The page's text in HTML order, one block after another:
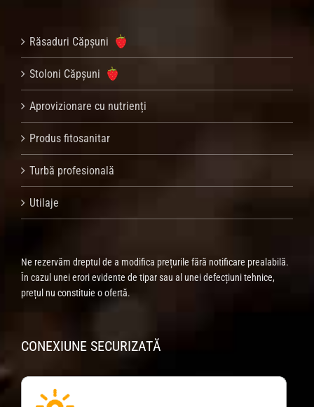
Răsaduri Căpșuni
Stoloni Căpșuni
Aprovizionare cu nutrienți
Produs fitosanitar
Turbă profesională
Utilaje
Ne rezervăm dreptul de a modifica prețurile fără notificare prealabilă.
În cazul unei erori evidente de tipar sau al unei defecțiuni tehnice,
prețul nu constituie o ofertă.
CONEXIUNE SECURIZATĂ